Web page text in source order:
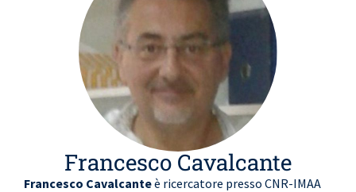
Francesco Cavalcante
Francesco Cavalcanteè ricercatore presso CNR-IMAA